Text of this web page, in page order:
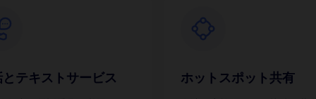
テキストサービス ホットスポット共有